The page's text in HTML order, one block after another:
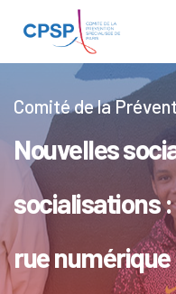
Panneau de gestion des
Comité de la
Nouvelles
socialisations
rue numérique